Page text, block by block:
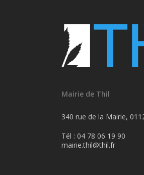
Mairie de Thil
340 rue de la Mairie,
Tél : 04 78 06 19 90
mairie.thil@thil.fr